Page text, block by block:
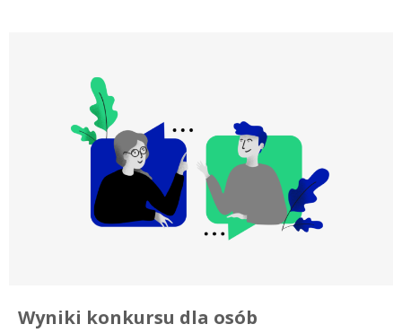
Wyniki konkursu dla osób